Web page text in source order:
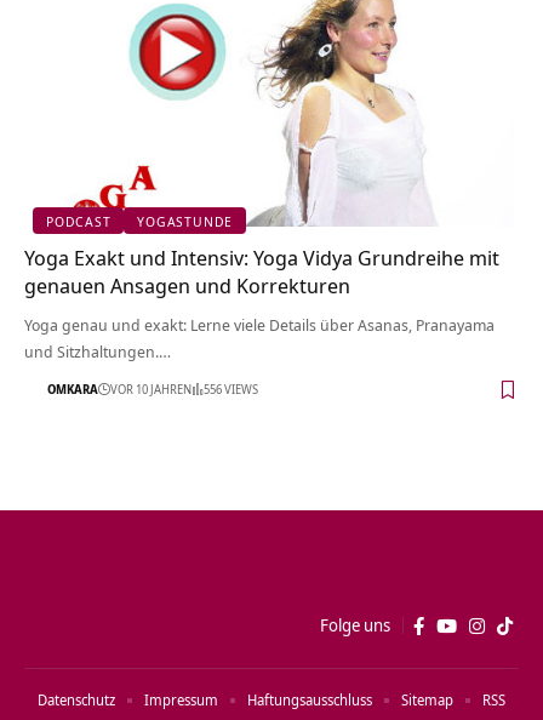
PODCAST YOGASTUNDE
Yoga Exakt und Intensiv: Yoga Vidya Grundreihe mit
genauen Ansagen und Korrekturen
Yoga genau und exakt: Lerne viele Details über Asanas, Pranayama
und Sitzhaltungen.…
OMKARA VOR 10 JAHREN 556 VIEWS
Folge uns
Datenschutz Impressum Haftungsausschluss Sitemap RSS